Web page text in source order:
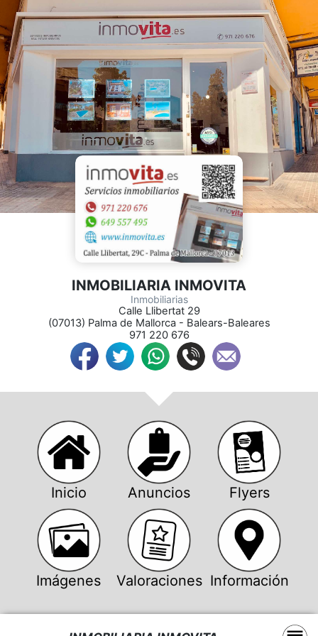
INMOBILIARIA INMOVITA
Inmobiliarias
Calle Llibertat 29
(07013) Palma de Mallorca - Balears-Baleares
971 220 676
Inicio Anuncios Flyers
Imágenes Valoraciones Información